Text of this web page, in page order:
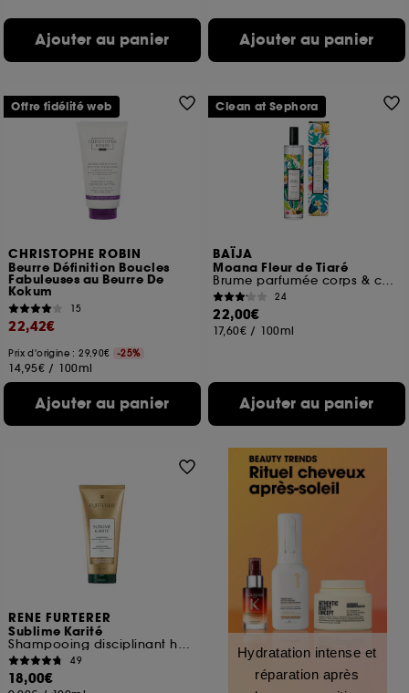
Ajouter au panier Ajouter au panier
CHRISTOPHE ROBIN
Beurre Définition Boucles
Fabuleuses au Beurre De
Kokum
15
22,42€
Prix d'origine : 29,90€ -25%
14,95€ / 100ml
Ajouter au panier
Offre fidélité web
BAÏJA
Moana Fleur de Tiaré
Brume parfumée corps & cheveux
24
22,00€
17,60€ / 100ml
Ajouter au panier
Clean at Sephora
RENE FURTERER
Sublime Karité
Shampooing disciplinant hydratant
49
18,00€
Hydratation intense et
réparation après